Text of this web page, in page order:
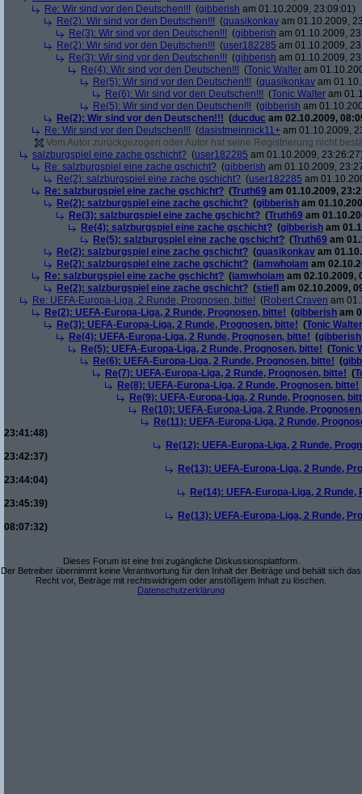
Re: Wir sind vor den Deutschen!!! (gibberish am 01.10.2009, 23:09:01)
Re(2): Wir sind vor den Deutschen!!! (quasikonkav am 01.10.2009,
Re(3): Wir sind vor den Deutschen!!! (gibberish am 01.10.2009,
Re(2): Wir sind vor den Deutschen!!! (user182285 am 01.10.2009,
Re(3): Wir sind vor den Deutschen!!! (gibberish am 01.10.2009,
Re(4): Wir sind vor den Deutschen!!! (Tonic Walter am
Re(5): Wir sind vor den Deutschen!!! (quasikonkav am
Re(6): Wir sind vor den Deutschen!!! (Tonic Walter am
Re(5): Wir sind vor den Deutschen!!! (gibberish am
Re(2): Wir sind vor den Deutschen!!! (ducduc am 02.10.2009,
Re: Wir sind vor den Deutschen!!! (dasistmeinnick11+ am 01.10.2009,
Vom Autor zurückgezogen oder Autor hat seine Registrierung nicht
salzburgspiel eine zache gschicht? (user182285 am 01.10.2009,
Re: salzburgspiel eine zache gschicht? (gibberish am 01.10.2009,
Re(2): salzburgspiel eine zache gschicht? (user182285 am
Re: salzburgspiel eine zache gschicht? (Truth69 am 01.10.2009,
Re(2): salzburgspiel eine zache gschicht? (gibberish am
Re(3): salzburgspiel eine zache gschicht? (Truth69 am
Re(4): salzburgspiel eine zache gschicht? (gibberish am
Re(5): salzburgspiel eine zache gschicht? (Truth69 am
Re(2): salzburgspiel eine zache gschicht? (quasikonkav am
Re(2): salzburgspiel eine zache gschicht? (iamwhoiam am
Re: salzburgspiel eine zache gschicht? (iamwhoiam am 02.10.2009,
Re(2): salzburgspiel eine zache gschicht? (stiefl am 02.10.2009,
Re: UEFA-Europa-Liga, 2 Runde, Prognosen, bitte! (Robert Craven am
Re(2): UEFA-Europa-Liga, 2 Runde, Prognosen, bitte! (gibberish am
Re(3): UEFA-Europa-Liga, 2 Runde, Prognosen, bitte! (Tonic Walter
Re(4): UEFA-Europa-Liga, 2 Runde, Prognosen, bitte! (gibberish
Re(5): UEFA-Europa-Liga, 2 Runde, Prognosen, bitte! (Tonic
Re(6): UEFA-Europa-Liga, 2 Runde, Prognosen, bitte! (
Re(7): UEFA-Europa-Liga, 2 Runde, Prognosen, bitte! (
Re(8): UEFA-Europa-Liga, 2 Runde, Prognosen, bitte!
Re(9): UEFA-Europa-Liga, 2 Runde, Prognosen,
Re(10): UEFA-Europa-Liga, 2 Runde,
Re(11): UEFA-Europa-Liga, 2 Runde,
23:41:48)
Re(12): UEFA-Europa-Liga, 2 Runde,
23:42:37)
Re(13): UEFA-Europa-Liga, 2 Runde,
23:44:04)
Re(14): UEFA-Europa-Liga, 2
23:45:39)
Re(13): UEFA-Europa-Liga, 2 Runde,
08:07:32)
Dieses Forum ist eine frei zugängliche Diskussionsplattform.
Der Betreiber übernimmt keine Verantwortung für den Inhalt der Beiträge und behält sich das
Recht vor, Beiträge mit rechtswidrigem oder anstößigem Inhalt zu löschen.
Datenschutzerklärung